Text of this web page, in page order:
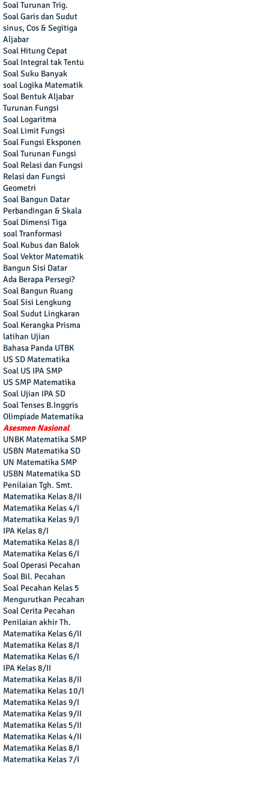
Soal Turunan Trig.
Soal Garis dan Sudut
sinus, Cos & Segitiga
Aljabar
Soal Hitung Cepat
Soal Integral tak Tentu
Soal Suku Banyak
soal Logika Matematik
Soal Bentuk Aljabar
Turunan Fungsi
Soal Logaritma
Soal Limit Fungsi
Soal Fungsi Eksponen
Soal Turunan Fungsi
Soal Relasi dan Fungsi
Relasi dan Fungsi
Geometri
Soal Bangun Datar
Perbandingan & Skala
Soal Dimensi Tiga
soal Tranformasi
Soal Kubus dan Balok
Soal Vektor Matematik
Bangun Sisi Datar
Ada Berapa Persegi?
Soal Bangun Ruang
Soal Sisi Lengkung
Soal Sudut Lingkaran
Soal Kerangka Prisma
latihan Ujian
Bahasa Panda UTBK
US SD Matematika
Soal US IPA SMP
US SMP Matematika
Soal Ujian IPA SD
Soal Tenses B.Inggris
Olimpiade Matematika
Asesmen Nasional
UNBK Matematika SMP
USBN Matematika SD
UN Matematika SMP
USBN Matematika SD
Penilaian Tgh. Smt.
Matematika Kelas 8/II
Matematika Kelas 4/I
Matematika Kelas 9/I
IPA Kelas 8/I
Matematika Kelas 8/I
Matematika Kelas 6/I
Soal Operasi Pecahan
Soal Bil. Pecahan
Soal Pecahan Kelas 5
Mengurutkan Pecahan
Soal Cerita Pecahan
Penilaian akhir Th.
Matematika Kelas 6/II
Matematika Kelas 8/I
Matematika Kelas 6/I
IPA Kelas 8/II
Matematika Kelas 8/II
Matematika Kelas 10/I
Matematika Kelas 9/I
Matematika Kelas 9/II
Matematika Kelas 5/II
Matematika Kelas 4/II
Matematika Kelas 8/I
Matematika Kelas 7/I